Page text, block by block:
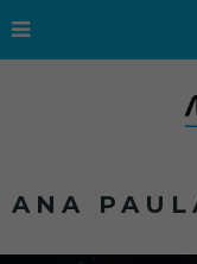
ANA